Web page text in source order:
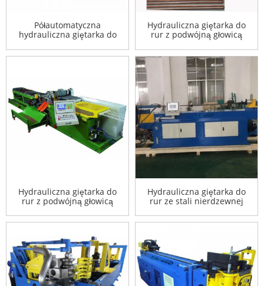
Półautomatyczna
hydrauliczna giętarka do
Hydrauliczna giętarka do
rur z podwójną głowicą
Hydrauliczna giętarka do
rur z podwójną głowicą
Hydrauliczna giętarka do
rur ze stali nierdzewnej